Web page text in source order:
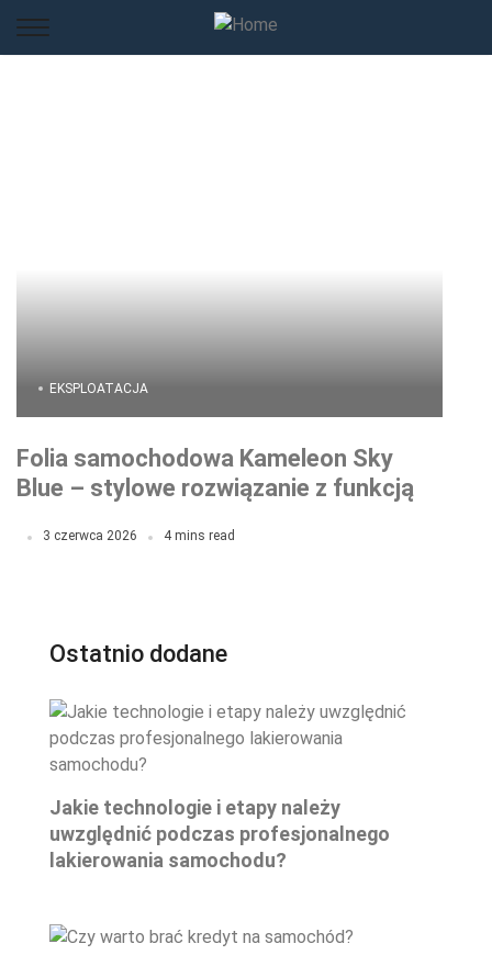
EKSPLOATACJA
Folia samochodowa Kameleon Sky
Blue – stylowe rozwiązanie z funkcją
3 czerwca 2026 4 mins read
Ostatnio dodane
Jakie technologie i etapy należy
uwzględnić podczas profesjonalnego
lakierowania samochodu?